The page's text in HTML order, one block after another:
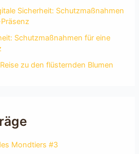
Sicherheit: Schutzmaßnahmen
Schutzmaßnahmen für eine
zu den flüsternden Blumen
Mondtiers #3